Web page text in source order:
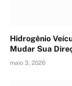
Hidrogênio
Mudar Sua
maio 3, 2026